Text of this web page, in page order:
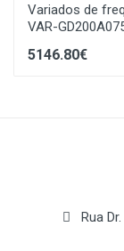
Variados de
VAR-
5146.80€
Rua